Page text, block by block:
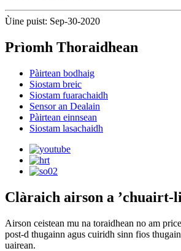
Ùine puist: Sep-30-2020
Prìomh Thoraidhean
Pàirtean bodhaig
Siostam breic
Siostam fuarachaidh
Sensor an Dealain
Pàirtean einnsean
Siostam lasachaidh
Clàraich airson a ’chuairt-
Airson ceistean mu na toraidhean no am
post-d thugainn agus cuiridh sinn fios
uairean.